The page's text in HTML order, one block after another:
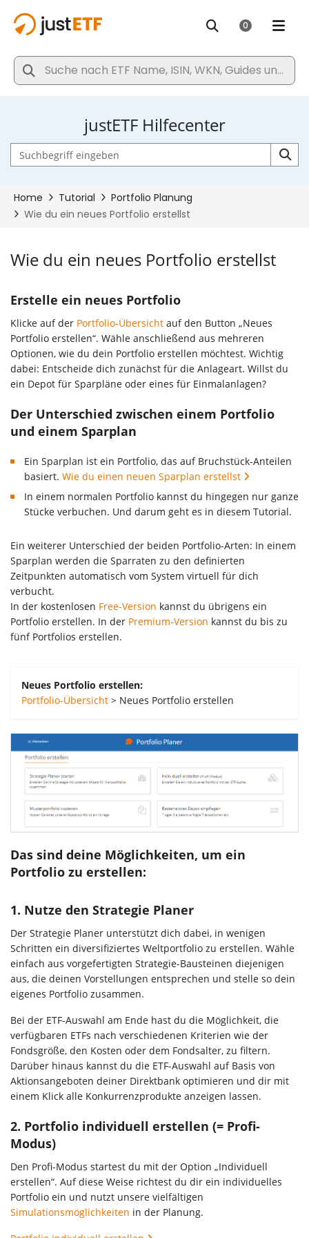
justETF Hilfecenter
Wie du ein neues Portfolio erstellst
Erstelle ein neues Portfolio
Klicke auf der Portfolio-Übersicht auf den Button „Neues
Portfolio erstellen“. Wähle anschließend aus mehreren
Optionen, wie du dein Portfolio erstellen möchtest. Wichtig
dabei: Entscheide dich zunächst für die Anlageart. Willst du
ein Depot für Sparpläne oder eines für Einmalanlagen?
Der Unterschied zwischen einem Portfolio
und einem Sparplan
Ein Sparplan ist ein Portfolio, das auf Bruchstück-Anteilen
basiert. Wie du einen neuen Sparplan erstellst
In einem normalen Portfolio kannst du hingegen nur ganze
Stücke verbuchen. Und darum geht es in diesem Tutorial.
Ein weiterer Unterschied der beiden Portfolio-Arten: In einem
Sparplan werden die Sparraten zu den definierten
Zeitpunkten automatisch vom System virtuell für dich
verbucht.
In der kostenlosen Free-Version kannst du übrigens ein
Portfolio erstellen. In der Premium-Version kannst du bis zu
fünf Portfolios erstellen.
Neues Portfolio erstellen:
Portfolio-Übersicht > Neues Portfolio erstellen
Das sind deine Möglichkeiten, um ein
Portfolio zu erstellen:
1. Nutze den Strategie Planer
Der Strategie Planer unterstützt dich dabei, in wenigen
Schritten ein diversifiziertes Weltportfolio zu erstellen. Wähle
einfach aus vorgefertigten Strategie-Bausteinen diejenigen
aus, die deinen Vorstellungen entsprechen und stelle so dein
eigenes Portfolio zusammen.
Bei der ETF-Auswahl am Ende hast du die Möglichkeit, die
verfügbaren ETFs nach verschiedenen Kriterien wie der
Fondsgröße, den Kosten oder dem Fondsalter, zu filtern.
Darüber hinaus kannst du die ETF-Auswahl auf Basis von
Aktionsangeboten deiner Direktbank optimieren und dir mit
einem Klick alle Konkurrenzprodukte anzeigen lassen.
2. Portfolio individuell erstellen (= Profi-
Modus)
Den Profi-Modus startest du mit der Option „Individuell
erstellen“. Auf diese Weise richtest du dir ein individuelles
Portfolio ein und nutzt unsere vielfältigen
Simulationsmöglichkeiten in der Planung.